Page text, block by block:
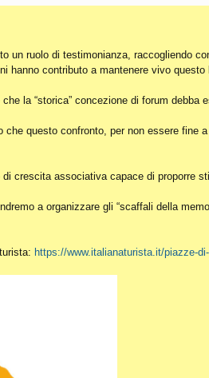
un ruolo di testimonianza, raccogliendo
hanno contributo a mantenere vivo
la “storica” concezione di forum debba
questo confronto, per non essere
crescita associativa capace di proporre
a organizzare gli “scaffali della
https://www.italianaturista.it/piazze-